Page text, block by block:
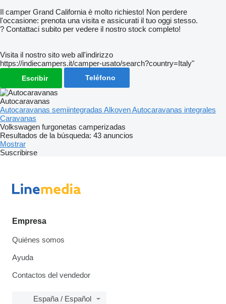
Il camper Grand California è molto richiesto! Non perdere
l'occasione: prenota una visita e assicurati il tuo oggi stesso.
? Contattaci subito per vedere il nostro stock completo!
Visita il nostro sito web all'indirizzo
https://indiecampers.it/camper-usato/search?country=Italy"
Escribir Teléfono
Autocaravanas
Autocaravanas semiintegradas AlkovenAutocaravanas integrales
Caravanas
Volkswagen furgonetas camperizadas
Resultados de la búsqueda: 43 anuncios
Mostrar
Suscribirse
Empresa
Quiénes somos
Ayuda
Contactos del vendedor
España / Español